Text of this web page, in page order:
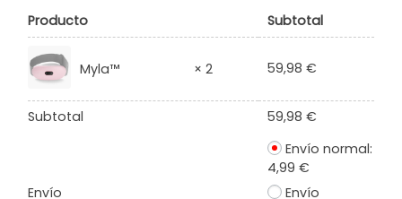
Producto Subtotal
Myla™ × 2 59,98 €
Subtotal 59,98 €
Envío
Envío normal:
4,99 €
Envío